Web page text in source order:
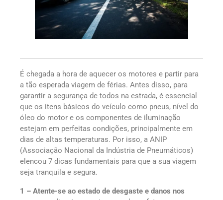
É chegada a hora de aquecer os motores e partir para
a tão esperada viagem de férias. Antes disso, para
garantir a segurança de todos na estrada, é essencial
que os itens básicos do veículo como pneus, nível do
óleo do motor e os componentes de iluminação
estejam em perfeitas condições, principalmente em
dias de altas temperaturas. Por isso, a ANIP
(Associação Nacional da Indústria de Pneumáticos)
elencou 7 dicas fundamentais para que a sua viagem
seja tranquila e segura.
1 – Atente-se ao estado de desgaste e danos nos